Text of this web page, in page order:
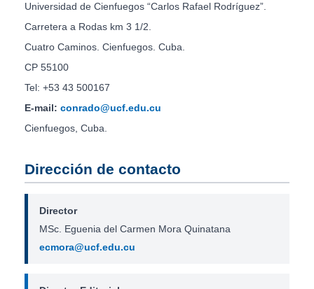
Universidad de Cienfuegos “Carlos Rafael Rodríguez”.
Carretera a Rodas km 3 1/2.
Cuatro Caminos. Cienfuegos. Cuba.
CP 55100
Tel: +53 43 500167
E-mail: conrado@ucf.edu.cu
Cienfuegos, Cuba.
Dirección de contacto
Director
MSc. Eguenia del Carmen Mora Quinatana
ecmora@ucf.edu.cu